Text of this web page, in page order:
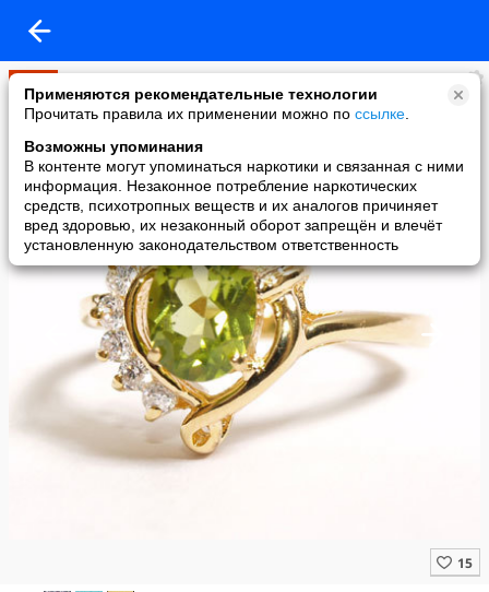
Применяются рекомендательные технологии
Прочитать правила их применении можно по ссылке
Возможны упоминания
В контенте могут упоминаться наркотики и связанная с ними
информация. Незаконное потребление наркотических
средств, психотропных веществ и их аналогов причиняет
вред здоровью, их незаконный оборот запрещён и влечёт
установленную законодательством ответственность
Мир
added a photo
06 May в 12:25